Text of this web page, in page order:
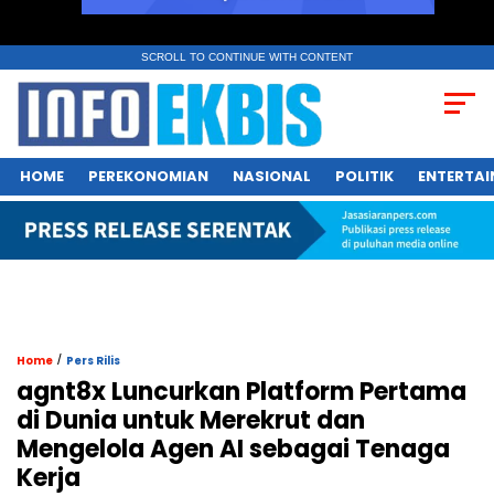
SCROLL TO CONTINUE WITH CONTENT
HOME PEREKONOMIAN NASIONAL POLITIK
Home / Pers Rilis
agnt8x Luncurkan Platform Pertama
di Dunia untuk Merekrut dan
Mengelola Agen AI sebagai Tenaga
Kerja